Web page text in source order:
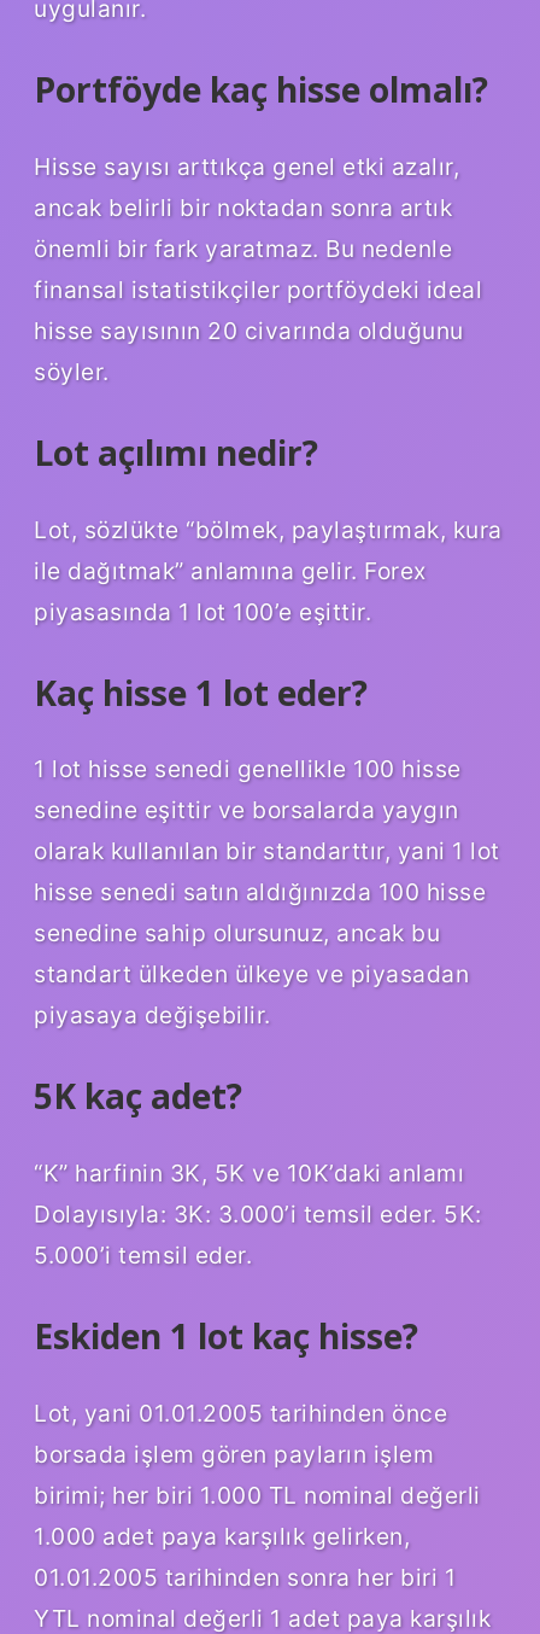
uygulanır.
Portföyde kaç hisse olmalı?
Hisse sayısı arttıkça genel etki azalır,
ancak belirli bir noktadan sonra artık
önemli bir fark yaratmaz. Bu nedenle
finansal istatistikçiler portföydeki ideal
hisse sayısının 20 civarında olduğunu
söyler.
Lot açılımı nedir?
Lot, sözlükte “bölmek, paylaştırmak, kura
ile dağıtmak” anlamına gelir. Forex
piyasasında 1 lot 100’e eşittir.
Kaç hisse 1 lot eder?
1 lot hisse senedi genellikle 100 hisse
senedine eşittir ve borsalarda yaygın
olarak kullanılan bir standarttır, yani 1 lot
hisse senedi satın aldığınızda 100 hisse
senedine sahip olursunuz, ancak bu
standart ülkeden ülkeye ve piyasadan
piyasaya değişebilir.
5K kaç adet?
“K” harfinin 3K, 5K ve 10K’daki anlamı
Dolayısıyla: 3K: 3.000’i temsil eder. 5K:
5.000’i temsil eder.
Eskiden 1 lot kaç hisse?
Lot, yani 01.01.2005 tarihinden önce
borsada işlem gören payların işlem
birimi; her biri 1.000 TL nominal değerli
1.000 adet paya karşılık gelirken,
01.01.2005 tarihinden sonra her biri 1
YTL nominal değerli 1 adet paya karşılık